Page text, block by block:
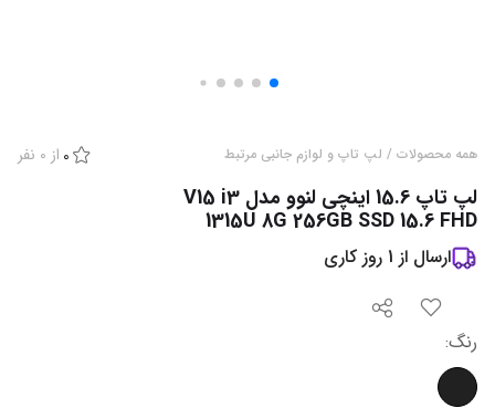
همه محصولات / لپ تاپ و لوازم جانبی مرتبط 0 از 0 نفر
لپ تاپ 15.6 اینچی لنوو مدل V15 i3
1315U 8G 256GB SSD 15.6 FHD
ارسال از 1 روز کاری
رنگ: